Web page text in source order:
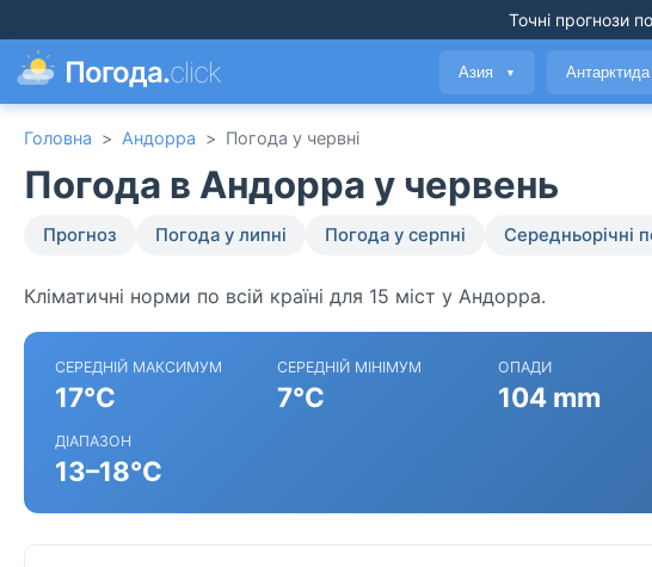
Точні прогнози
Погода.click Азия ▼ Антарктида
Головна > Андорра > Погода у червні
Погода в Андорра у червень
Прогноз Погода у липні Погода у серпні Середньорічні
Кліматичні норми по всій країні для 15 міст у Андорра.
СЕРЕДНІЙ МАКСИМУМ
17°C
СЕРЕДНІЙ МІНІМУМ
7°C
ОПАДИ
104 mm
ДІАПАЗОН
13–18°C